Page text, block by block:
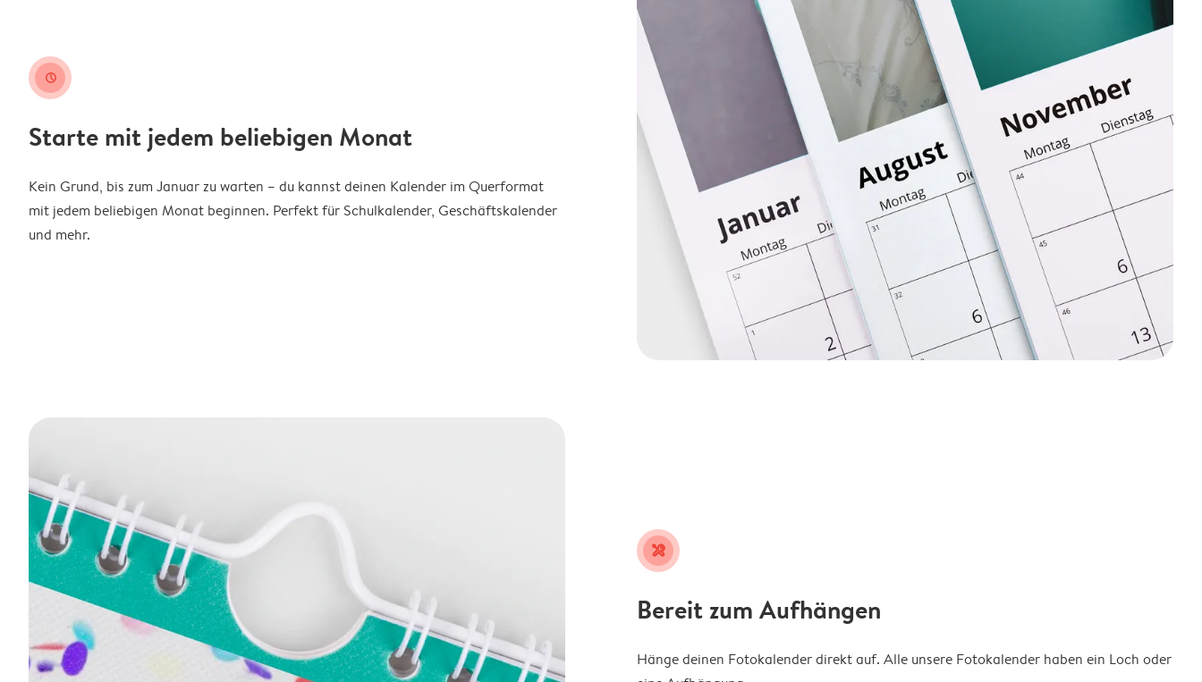
clock
Starte mit jedem beliebigen Monat
Kein Grund, bis zum Januar zu warten – du kannst deinen Kalender im Querformat
mit jedem beliebigen Monat beginnen. Perfekt für Schulkalender, Geschäftskalender
und mehr.
tools
Bereit zum Aufhängen
Hänge deinen Fotokalender direkt auf. Alle unsere Fotokalender haben ein Loch oder